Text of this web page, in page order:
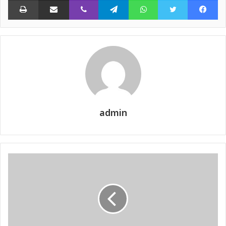
admin